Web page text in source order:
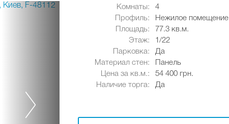
Комнаты:
4
Профиль:
Нежилое помещение
Площадь:
77.3 кв.м.
Этаж:
1/22
Парковка:
Да
Материал стен:
Панель
Цена за кв.м.:
54 400 грн.
Наличие торга:
Да